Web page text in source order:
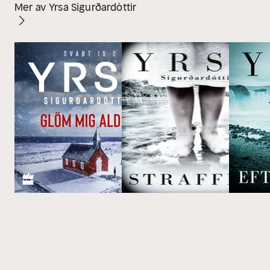
Mer av Yrsa Sigurðardóttir